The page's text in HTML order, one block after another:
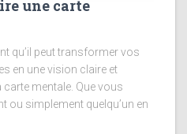
une carte
qu’il peut transformer vos
en une vision claire et
carte mentale. Que vous
ou simplement quelqu’un en